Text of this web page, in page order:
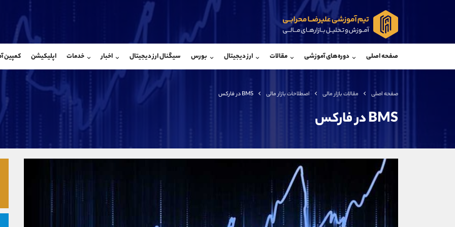
صفحه اصلی دوره‌های آموزشی مقالات ارز دیجیتال بورس سیگنال ارز دیجیتال اخبار خدمات اپلیکیشن کمپین
صفحه اصلی مقالات بازار مالی اصطلاحات بازار مالی BMS در فارکس
BMS در فارکس
@Armteam_admin_por
شروع گفتگو
@Armteam_admin_33
118
شروع
تلفن
بدون پیش شماره
اینستاگرام
کانال تلگرام
کانال بله